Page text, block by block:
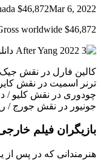
$46,872Mar 6, 2022
worldwide $46,872
کالین فارل در نقش
ترنر اسمیت در نقش
چودوری در نقش کلیو /
جونیور در نقش جورج /
بازیگران فیلم
هنرمندانی که در پس از